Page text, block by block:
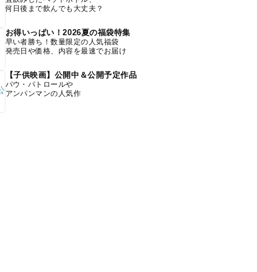
何日後まで飲んでも大丈夫？
お得いっぱい！2026夏の福袋特集
早い者勝ち！数量限定の人気福袋
発売日や価格、内容を最速でお届け
【子供映画】公開中＆公開予定作品
パウ・パトロールや
アンパンマンの人気作